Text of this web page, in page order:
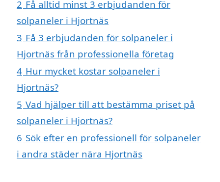
2 Få alltid minst 3 erbjudanden för
solpaneler i Hjortnäs
3 Få 3 erbjudanden för solpaneler i
Hjortnäs från professionella företag
4 Hur mycket kostar solpaneler i
Hjortnäs?
5 Vad hjälper till att bestämma priset på
solpaneler i Hjortnäs?
6 Sök efter en professionell för solpaneler
i andra städer nära Hjortnäs